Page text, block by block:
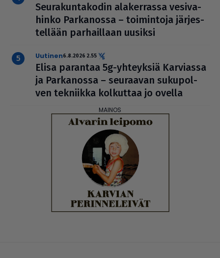
Seu­ra­kun­ta­ko­din ala­ker­rassa vesi­va­
hinko Par­ka­nossa – toi­min­toja jär­jes­
tel­lään par­hail­laan uusiksi
uutinen6.8.2026 2.55
Elisa parantaa 5g-yhteyksiä Karviassa
ja Par­ka­nossa – seuraavan suku­pol­
ven tekniikka kolkuttaa jo ovella